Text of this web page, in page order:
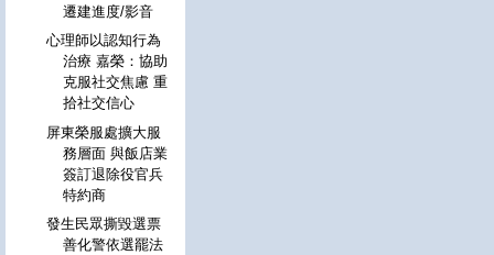
遷建進度/影音
心理師以認知行為
治療 嘉榮：協助
克服社交焦慮 重
拾社交信心
屏東榮服處擴大服
務層面 與飯店業
簽訂退除役官兵
特約商
發生民眾撕毀選票
善化警依選罷法